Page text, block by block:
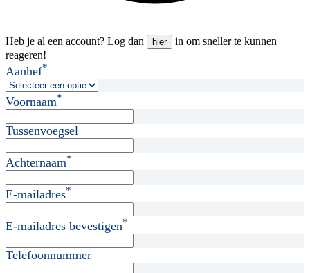
Heb je al een account? Log dan hier
in om sneller te kunnen
reageren!
Aanhef*
Voornaam*
Tussenvoegsel
Achternaam*
E-mailadres*
E-mailadres bevestigen*
Telefoonnummer